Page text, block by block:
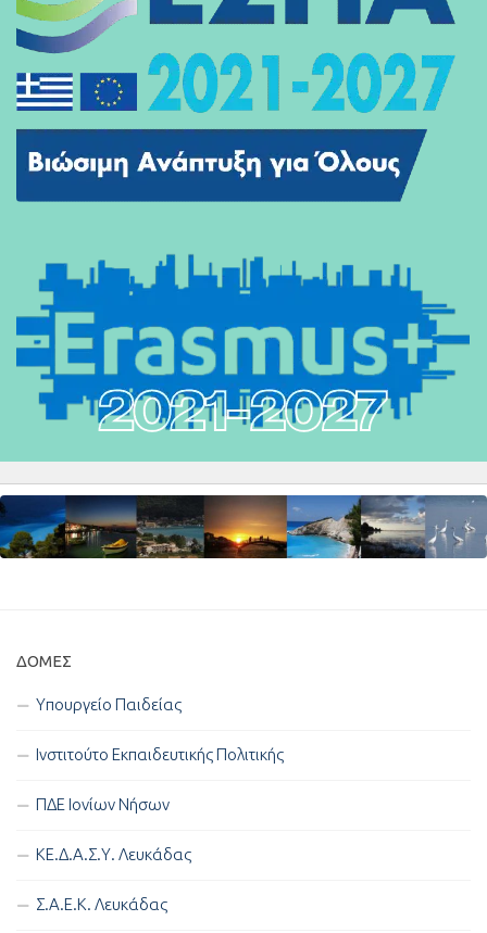
ΔΟΜΈΣ
Υπουργείο Παιδείας
Ινστιτούτο Εκπαιδευτικής Πολιτικής
ΠΔΕ Ιονίων Νήσων
ΚΕ.Δ.Α.Σ.Υ. Λευκάδας
Σ.Α.Ε.Κ. Λευκάδας